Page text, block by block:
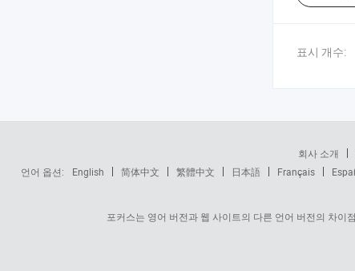
표시 개수:
회사 소개
언어 옵션:
English 简体中文 繁體中文 日本語 Français
포커스는 영어 버전과 웹 사이트의 다른 언어 버전의 차이